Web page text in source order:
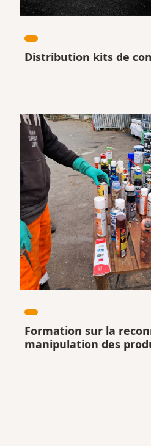
Distribution kits de
Formation sur la
manipulation des